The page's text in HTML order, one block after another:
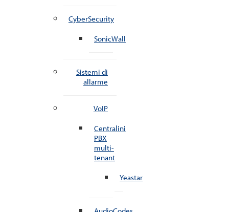
CyberSecurity
SonicWall
Sistemi di
allarme
VoIP
Centralini
PBX
multi-
tenant
Yeastar